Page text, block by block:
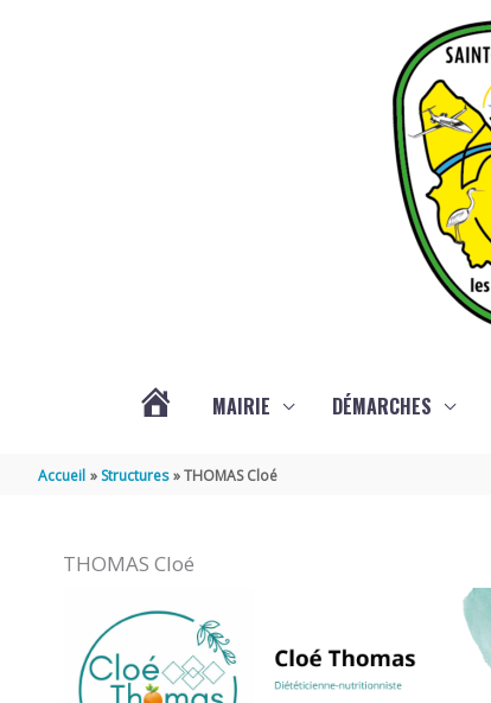
AGNANT
MAIRIE DÉMARCHES
Accueil Structures THOMAS Cloé
THOMAS Cloé